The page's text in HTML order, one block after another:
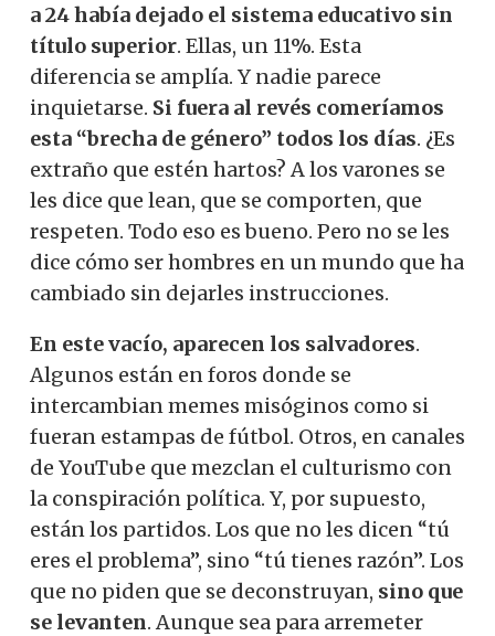
a 24 había dejado el sistema educativo sin
título superior. Ellas, un 11%. Esta
diferencia se amplía. Y nadie parece
inquietarse. Si fuera al revés comeríamos
esta “brecha de género” todos los días. ¿Es
extraño que estén hartos? A los varones se
les dice que lean, que se comporten, que
respeten. Todo eso es bueno. Pero no se les
dice cómo ser hombres en un mundo que ha
cambiado sin dejarles instrucciones.
En este vacío, aparecen los salvadores.
Algunos están en foros donde se
intercambian memes misóginos como si
fueran estampas de fútbol. Otros, en canales
de YouTube que mezclan el culturismo con
la conspiración política. Y, por supuesto,
están los partidos. Los que no les dicen “tú
eres el problema”, sino “tú tienes razón”. Los
que no piden que se deconstruyan, sino que
se levanten. Aunque sea para arremeter